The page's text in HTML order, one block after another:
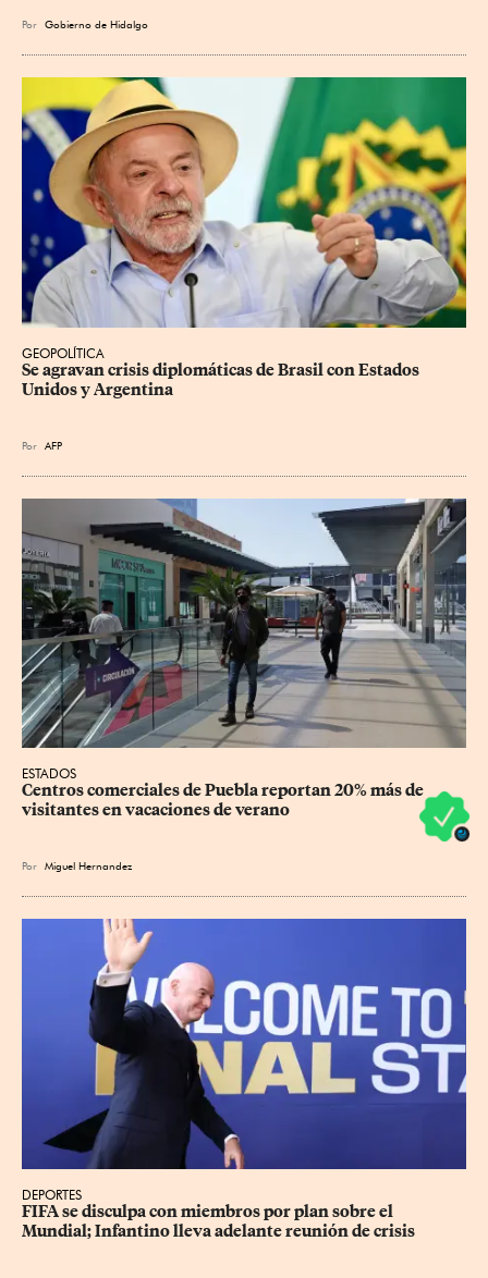
Por Gobierno de Hidalgo
GEOPOLÍTICA
Se agravan crisis diplomáticas de Brasil con Estados
Unidos y Argentina
Por AFP
ESTADOS
Centros comerciales de Puebla reportan 20% más de
visitantes en vacaciones de verano
Por Miguel Hernandez
DEPORTES
FIFA se disculpa con miembros por plan sobre el
Mundial; Infantino lleva adelante reunión de crisis